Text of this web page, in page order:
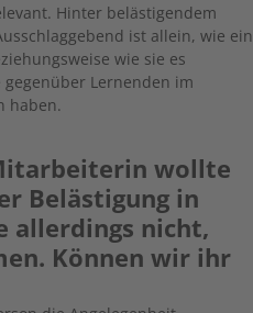
Hinter belästigendem
ist allein, wie ein
wie sie es
Lernenden im
haben.
wollte
Belästigung in
allerdings nicht,
Können wir ihr